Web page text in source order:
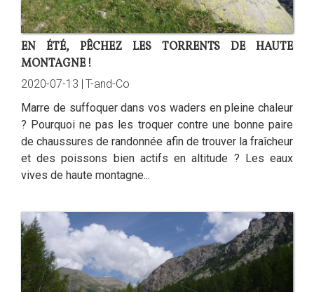
EN ÉTÉ, PÊCHEZ LES TORRENTS DE HAUTE
MONTAGNE !
2020-07-13 | T-and-Co
Marre de suffoquer dans vos waders en pleine chaleur
? Pourquoi ne pas les troquer contre une bonne paire
de chaussures de randonnée afin de trouver la fraîcheur
et des poissons bien actifs en altitude ? Les eaux
vives de haute montagne...